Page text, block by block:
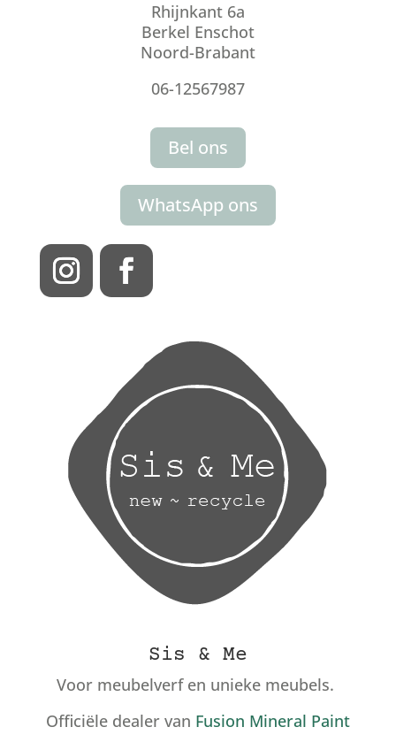
Rhijnkant 6a
Berkel Enschot
Noord-Brabant
06-12567987
Bel ons
WhatsApp ons
Sis & Me
Voor meubelverf en unieke meubels.
Officiële dealer van Fusion Mineral Paint